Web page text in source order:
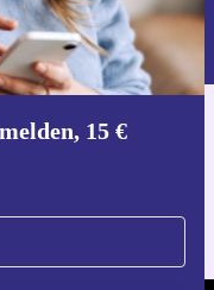
15 €
Daten findest
App